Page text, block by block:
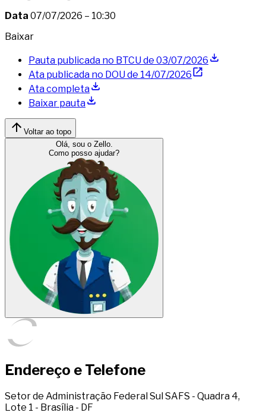
Data 07/07/2026 – 10:30
Baixar
Pauta publicada no BTCU de 03/07/2026
Ata publicada no DOU de 14/07/2026
Ata completa
Baixar pauta
Voltar ao topo
Olá, sou o Zello.
Como posso ajudar?
Endereço e Telefone
Setor de Administração Federal Sul SAFS - Quadra 4,
Lote 1 - Brasília - DF